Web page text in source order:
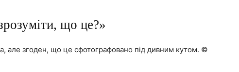
що це?»
але згоден, що це сфотографовано під дивним кутом. ©